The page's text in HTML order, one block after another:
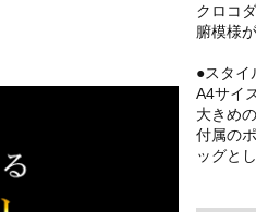
クロコ
腑模様
●スタイ
A4サイ
大きめ
付属の
ッグと